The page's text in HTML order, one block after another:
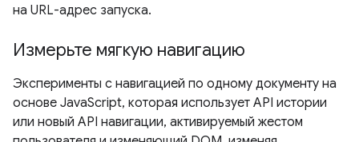
на URL-адрес запуска.
Измерьте мягкую навигацию
Эксперименты с навигацией по одному документу на
основе JavaScript, которая использует API истории
или новый API навигации, активируемый жестом